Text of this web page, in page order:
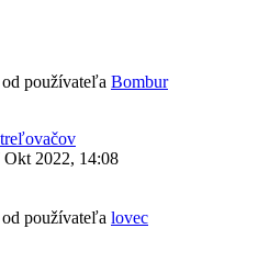
od používateľa Bombur
Okt 2022, 14:08
od používateľa lovec